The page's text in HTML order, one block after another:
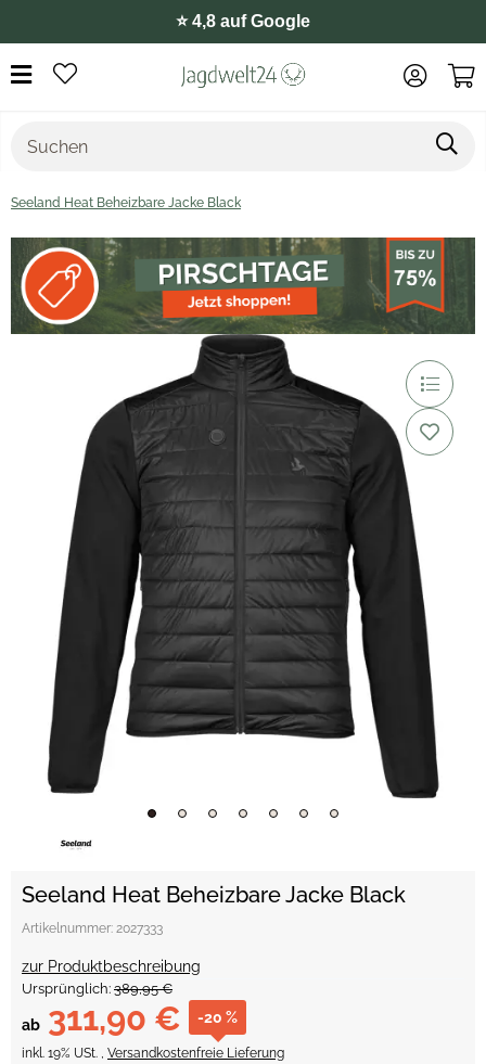
⭐️ 4,8 auf Google
Seeland Heat Beheizbare Jacke Black
Seeland Heat Beheizbare Jacke Black
Artikelnummer: 2027333
zur Produktbeschreibung
Ursprünglich: 389,95 €
ab 311,90 € -20 %
inkl. 19% USt. , Versandkostenfreie Lieferung